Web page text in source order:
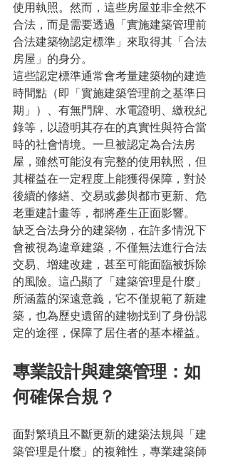
使用執照。然而，這些房屋並非全然不
合法，而是需要透過「實施建築管理前
合法建築物認定標準」來取得其「合法
房屋」的身分。
這些認定標準通常會考量建築物的建造
時間點（即「實施建築管理前之基準日
期」）、有無門牌、水電證明、繳稅紀
錄等，以證明其存在的真實性與符合當
時的社會情境。一旦被認定為合法房
屋，雖然可能沒有完整的使用執照，但
其權益在一定程度上能獲得保障，對於
後續的修繕、交易或參與都市更新、危
老重建計畫等，都將產生正面影響。
缺乏合法身分的建築物，在許多情況下
會被視為違章建築，不僅無法進行合法
交易、增建改建，甚至可能面臨被拆除
的風險。這凸顯了「建築管理是什麼」
所涵蓋的深遠意義，它不僅規範了新建
築，也為歷史遺留的建物找到了身份認
定的途徑，保障了居住者的基本權益。
專業設計與建築管理：如
何確保合規？
面對繁瑣且不斷更新的建築法規與「建
築管理是什麼」的複雜性，專業建築師